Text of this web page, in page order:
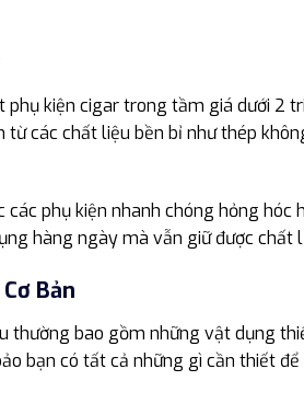
phụ kiện cigar trong tầm giá dưới 2
các chất liệu bền bỉ như thép
các phụ kiện nhanh chóng hỏng
hàng ngày mà vẫn giữ được chất
Bản
thường bao gồm những vật dụng
bạn có tất cả những gì cần thiết